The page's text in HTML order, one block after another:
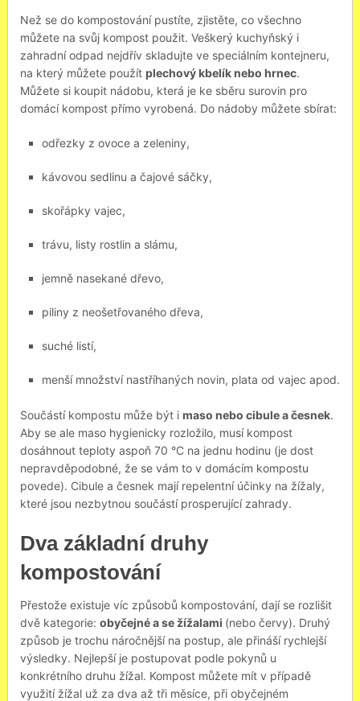
Než se do kompostování pustíte, zjistěte, co všechno
můžete na svůj kompost použit. Veškerý kuchyňský i
zahradní odpad nejdřív skladujte ve speciálním kontejneru,
na který můžete použít plechový kbelík nebo hrnec.
Můžete si koupit nádobu, která je ke sběru surovin pro
domácí kompost přímo vyrobená. Do nádoby můžete sbírat:
odřezky z ovoce a zeleniny,
kávovou sedlinu a čajové sáčky,
skořápky vajec,
trávu, listy rostlin a slámu,
jemně nasekané dřevo,
piliny z neošetřovaného dřeva,
suché listí,
menší množství nastříhaných novin, plata od vajec apod.
Součástí kompostu může být i maso nebo cibule a česnek.
Aby se ale maso hygienicky rozložilo, musí kompost
dosáhnout teploty aspoň 70 °C na jednu hodinu (je dost
nepravděpodobné, že se vám to v domácím kompostu
povede). Cibule a česnek mají repelentní účinky na žížaly,
které jsou nezbytnou součástí prosperující zahrady.
Dva základní druhy
kompostování
Přestože existuje víc způsobů kompostování, dají se rozlišit
dvě kategorie: obyčejné a se žížalami (nebo červy). Druhý
způsob je trochu náročnější na postup, ale přináší rychlejší
výsledky. Nejlepší je postupovat podle pokynů u
konkrétního druhu žížal. Kompost můžete mít v případě
využití žížal už za dva až tři měsíce, při obyčejném